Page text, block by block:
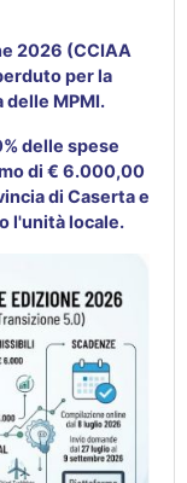
2026 (CCIAA
per la
MPMI.
delle spese
di € 6.000,00
di Caserta e
l'unità locale.